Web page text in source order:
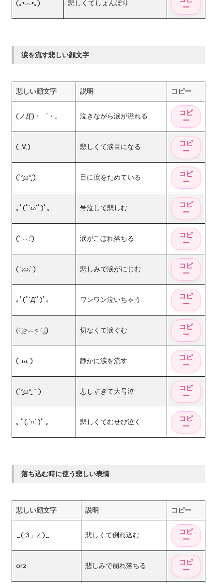
(｡•́︿•̀｡) 悲しくてしょんぼり
涙を流す悲しい顔文字
悲しい顔文字 説明 コピー
(ノД`)・゜・。 泣きながら涙が溢れる
( ;∀;) 悲しくて涙目になる
(´°̥̥̥ω°̥̥̥`) 目に涙をためている
｡ﾟ(ﾟ´ω`ﾟ)ﾟ｡ 号泣して悲しむ
(´;︵;`) 涙がこぼれ落ちる
( ´;ω;` ) 悲しみで涙がにじむ
｡ﾟ(ﾟ´Д`ﾟ)ﾟ｡ ワンワン泣いちゃう
(ू˃̣̣̣̣̣̣︿˂̣̣̣̣̣̣ ू) 切なくて涙ぐむ
( ;ω; ) 静かに涙を流す
(´°̥̥̥̥̥̥̥̥ω°̥̥̥̥̥̥̥̥｀) 悲しすぎて大号泣
｡:ﾟ(;´∩`;)ﾟ:｡ 悲しくてむせび泣く
落ち込む時に使う悲しい表情
悲しい顔文字 説明 コピー
_(:3」∠)_ 悲しくて倒れ込む
orz 悲しみで崩れ落ちる